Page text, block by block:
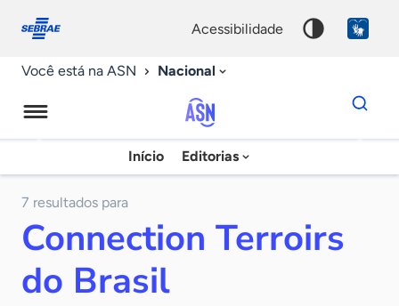
conosco
acessibilidade
Você está na ASN Nacional
Agência
Sebrae
Notícias
Início Editorias
Dados
para
chave
7 resultados para
Connection Terroirs
do Brasil